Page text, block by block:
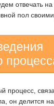
отвечать
пол
процесс,
он делится